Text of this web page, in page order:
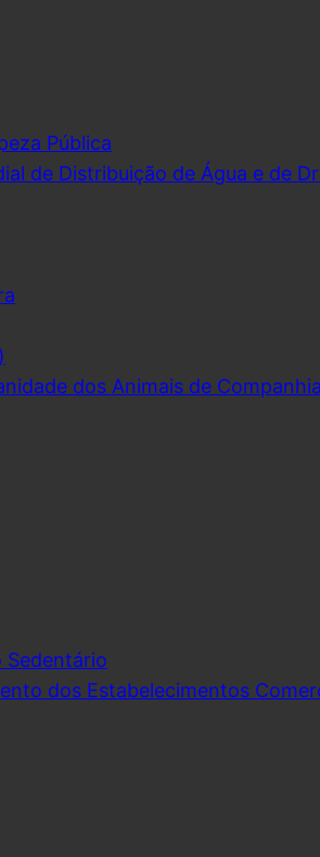
Pública
de Distribuição de Água e de
dos Animais de Companhia
Sedentário
dos Estabelecimentos